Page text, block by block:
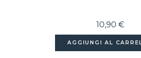
10,90 €
AGGIUNGI AL